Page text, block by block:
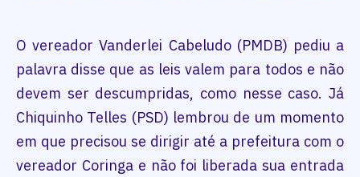
O vereador Vanderlei Cabeludo (PMDB) pediu a
palavra disse que as leis valem para todos e não
devem ser descumpridas, como nesse caso. Já
Chiquinho Telles (PSD) lembrou de um momento
em que precisou se dirigir até a prefeitura com o
vereador Coringa e não foi liberada sua entrada